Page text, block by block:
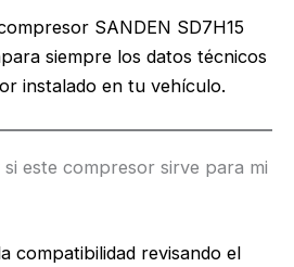
SANDEN SD7H15
siempre los datos técnicos
instalado en tu vehículo.
este compresor sirve para mi
compatibilidad revisando el